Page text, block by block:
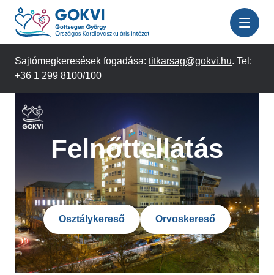
Ugrás
tartalomra
Sajtómegkeresések fogadása: titkarsag@gokvi.hu. Tel:
+36 1 299 8100/100
Felnőttellátás
Osztálykereső Orvoskereső